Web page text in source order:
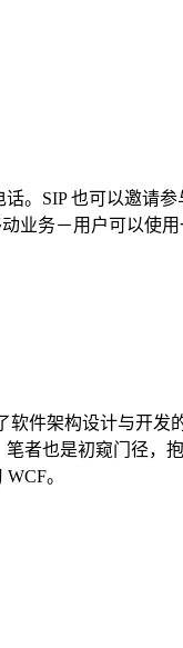
。SIP 也可以邀请
务－用户可以使
软件架构设计与开
者也是初窥门径，
。